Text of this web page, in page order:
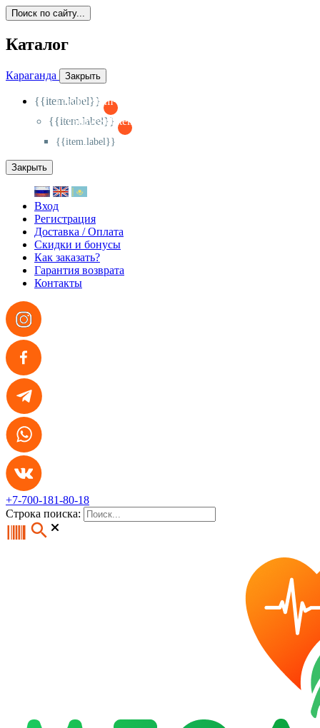
Поиск по сайту...
Каталог
Караганда Закрыть
{{item.label}}
{{activeItem==item.id?'-
{{item.label}}
{{activeSubitem==item.id?'-
{{item.label}}
Закрыть
Вход
Регистрация
Доставка / Оплата
Скидки и бонусы
Как заказать?
Гарантия возврата
Контакты
+7-700-181-80-18
Строка поиска: